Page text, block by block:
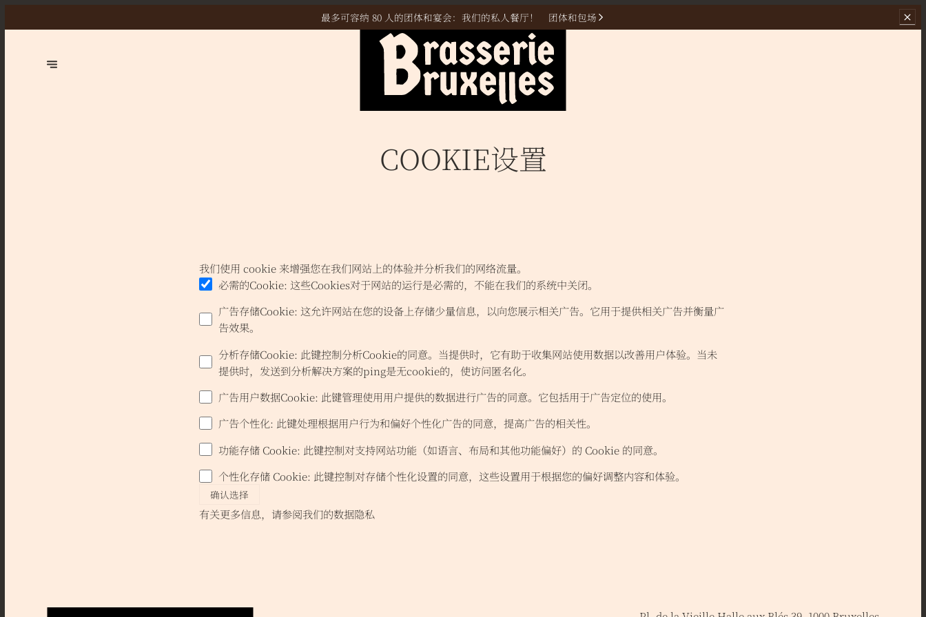
开放时间 6️⃣ / 7️⃣从 11 时🕦 到 23 时🕥 👉 现在预订
COOKIE设置
我们使用 cookie 来增强您在我们网站上的体验并分析我们的网络流量。
必需的Cookie: 这些Cookies对于网站的运行是必需的，不能在我们的系统中关闭。
广告存储Cookie: 这允许网站在您的设备上存储少量信息，以向您展示相关广告。它用于提供相关广告并衡量广
告效果。
分析存储Cookie: 此键控制分析Cookie的同意。当提供时，它有助于收集网站使用数据以改善用户体验。当未
提供时，发送到分析解决方案的ping是无cookie的，使访问匿名化。
广告用户数据Cookie: 此键管理使用用户提供的数据进行广告的同意。它包括用于广告定位的使用。
广告个性化: 此键处理根据用户行为和偏好个性化广告的同意，提高广告的相关性。
功能存储 Cookie: 此键控制对支持网站功能（如语言、布局和其他功能偏好）的 Cookie 的同意。
个性化存储 Cookie: 此键控制对存储个性化设置的同意，这些设置用于根据您的偏好调整内容和体验。
确认选择
有关更多信息，请参阅我们的数据隐私